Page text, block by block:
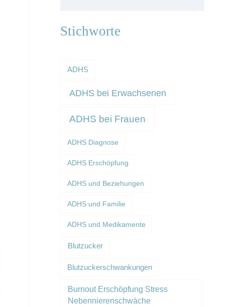
Stichworte
ADHS
ADHS bei Erwachsenen
ADHS bei Frauen
ADHS Diagnose
ADHS Erschöpfung
ADHS und Beziehungen
ADHS und Familie
ADHS und Medikamente
Blutzucker
Blutzuckerschwankungen
Burnout Erschöpfung Stress
Nebennierenschwäche